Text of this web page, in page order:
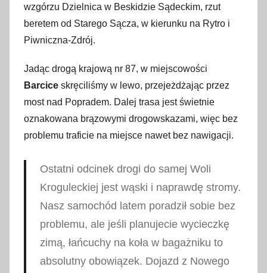
wzgórzu Dzielnica w Beskidzie Sądeckim, rzut
beretem od Starego Sącza, w kierunku na Rytro i
Piwniczna-Zdrój.
Jadąc drogą krajową nr 87, w miejscowości
Barcice skręciliśmy w lewo, przejeżdżając przez
most nad Popradem. Dalej trasa jest świetnie
oznakowana brązowymi drogowskazami, więc bez
problemu traficie na miejsce nawet bez nawigacji.
Ostatni odcinek drogi do samej Woli
Kroguleckiej jest wąski i naprawdę stromy.
Nasz samochód latem poradził sobie bez
problemu, ale jeśli planujecie wycieczkę
zimą, łańcuchy na koła w bagażniku to
absolutny obowiązek. Dojazd z Nowego